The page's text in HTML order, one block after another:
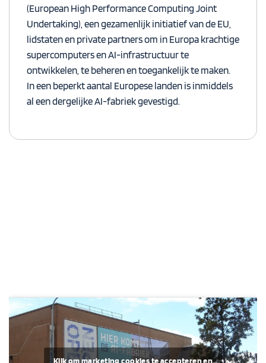
(European High Performance Computing Joint
Undertaking), een gezamenlijk initiatief van de EU,
lidstaten en private partners om in Europa krachtige
supercomputers en AI-infrastructuur te
ontwikkelen, te beheren en toegankelijk te maken.
In een beperkt aantal Europese landen is inmiddels
al een dergelijke AI-fabriek gevestigd.
Klik om marketing cookies te accepteren en